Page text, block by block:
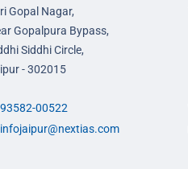
Gopal Nagar,
Gopalpura Bypass,
Siddhi Circle,
- 302015
93582-00522
infojaipur@nextias.com